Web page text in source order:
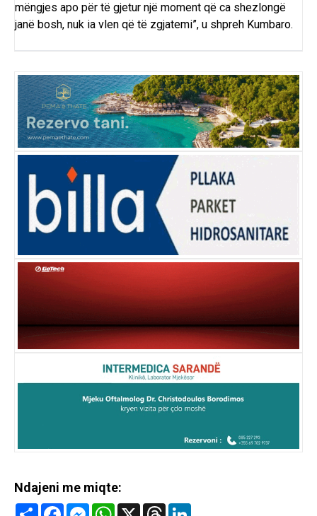
mëngjes apo për të gjetur një moment që ca shezlongë
janë bosh, nuk ia vlen që të zgjatemi”, u shpreh Kumbaro.
Ndajeni me miqte:
Share FacebookMessenger
WhatsApp
X Threads